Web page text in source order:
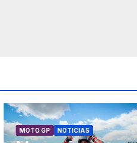
MOTO GP NOTICIAS